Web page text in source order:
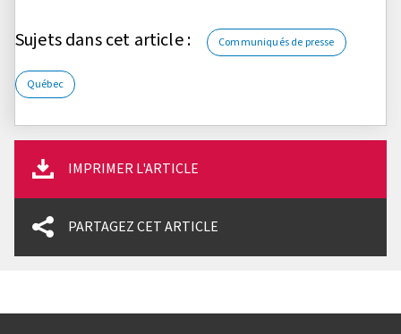
Sujets dans cet article : Communiqués de presse
Québec
IMPRIMER L'ARTICLE
PARTAGEZ CET ARTICLE